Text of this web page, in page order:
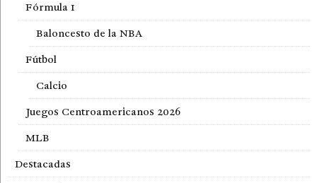
Fórmula 1
Baloncesto de la NBA
Fútbol
Calcio
Juegos Centroamericanos 2026
MLB
Destacadas